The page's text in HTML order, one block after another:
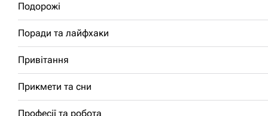
Подорожі
Поради та лайфхаки
Привітання
Прикмети та сни
Професії та робота